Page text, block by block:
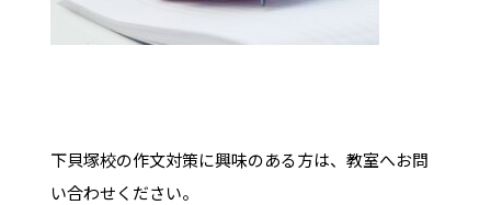
下貝塚校の作文対策に興味のある方は、教室へお問
い合わせください。